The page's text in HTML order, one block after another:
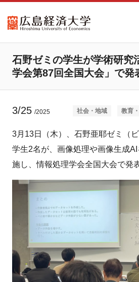
石野ゼミの学生が学術研究
学会第87回全国大会」で発
3/25 /2025 社会・地域 教育
3月13日（木）、石野亜耶ゼミ（
学生2名が、画像処理や画像生成
施し、情報処理学会全国大会で発